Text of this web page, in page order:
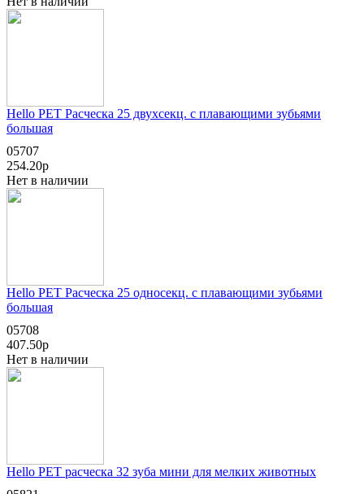
Hello PET Расческа 25 двухсекц. с плавающими зубьями
большая
05707
254.20р
Нет в наличии
Hello PET Расческа 25 односекц. с плавающими зубьями
большая
05708
407.50р
Нет в наличии
Hello PET расческа 32 зуба мини для мелких животных